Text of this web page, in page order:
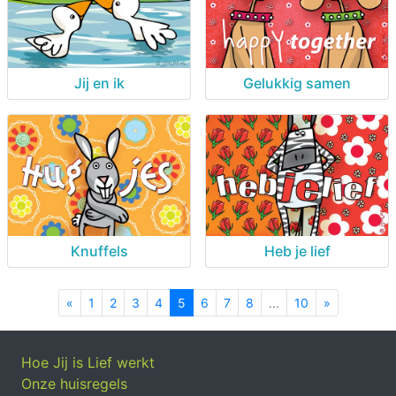
Jij en ik Gelukkig samen
Knuffels Heb je lief
« Previous
1 2 3 4 5 6 7 8 ... 10 »
Hoe Jij is Lief werkt
Onze huisregels